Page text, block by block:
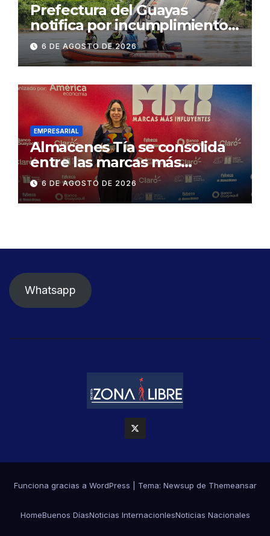
Prefectura del Guayas
notifica por incumplimiento
contractual a la
Concesionaria CONORTE y
exige celeridad en
desmontaje del puente
Gonzalo Icaza Cornejo, en
Daule
6 DE AGOSTO DE 2026
EMPRESARIAL
Almacenes Tía se consolida
entre las marcas más
influyentes del Ecuador
6 DE AGOSTO DE 2026
Whatsapp
Funciona gracias a WordPress Tema: Newsup de Themeansar
HomeBuenos DíasNoticias InternacionlesNoticias Nacionales